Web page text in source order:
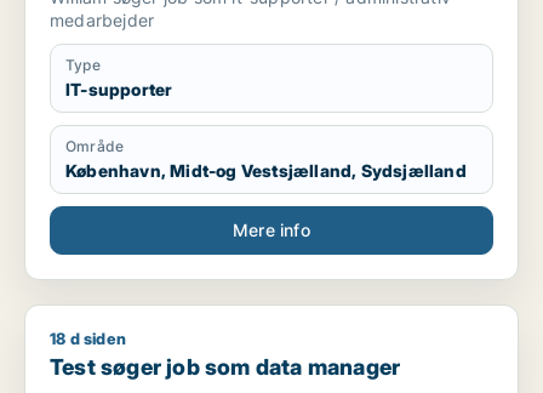
medarbejder
Type
IT-supporter
Område
København, Midt-og Vestsjælland, Sydsjælland
Mere info
Test søger job som data manager
18 d siden
Test søger job som data manager